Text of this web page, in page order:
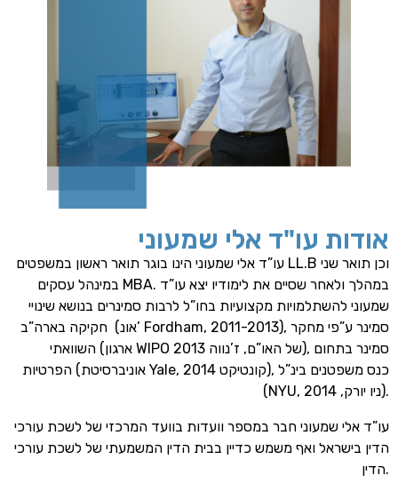
אודות עו"ד אלי שמעוני
עו”ד אלי שמעוני הינו בוגר תואר ראשון במשפטים LL.B וכן תואר שני
במינהל עסקים MBA. במהלך ולאחר שסיים את לימודיו יצא עו”ד
שמעוני להשתלמויות מקצועיות בחו”ל לרבות סמינרים בנושא שינויי
חקיקה בארה”ב (אונ’ Fordham, 2011-2013), סמינר ע”פי מחקר
השוואתי (ארגון WIPO של האו”ם, ז’נווה 2013), סמינר בתחום
הפרטיות (אוניברסיטת Yale, קונטיקט 2014), כנס משפטנים בינ”ל
(NYU, ניו יורק, 2014).
עו”ד אלי שמעוני חבר במספר וועדות בוועד המרכזי של לשכת עורכי
הדין בישראל ואף משמש כדיין בבית הדין המשמעתי של לשכת עורכי
הדין.